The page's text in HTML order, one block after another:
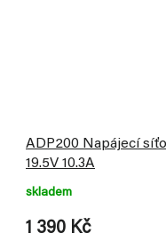
ADP200 Napájecí
19.5V 10.3A
skladem
1 390 Kč